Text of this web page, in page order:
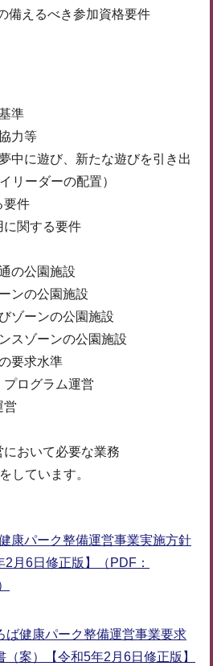
備えるべき参加資格要件
準
力等
中に遊び、新たな遊びを引き出
リーダーの配置）
要件
に関する要件
の公園施設
ンの公園施設
ゾーンの公園施設
スゾーンの公園施設
要求水準
ログラム運営
営
おいて必要な業務
しています。
康パーク整備運営事業実施方針
2月6日修正版】（PDF：
ば健康パーク整備運営事業要求
（案）【令和5年2月6日修正版】